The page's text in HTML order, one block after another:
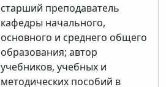
старший преподаватель
кафедры начального,
основного и среднего общего
образования; автор
учебников, учебных и
методических пособий в